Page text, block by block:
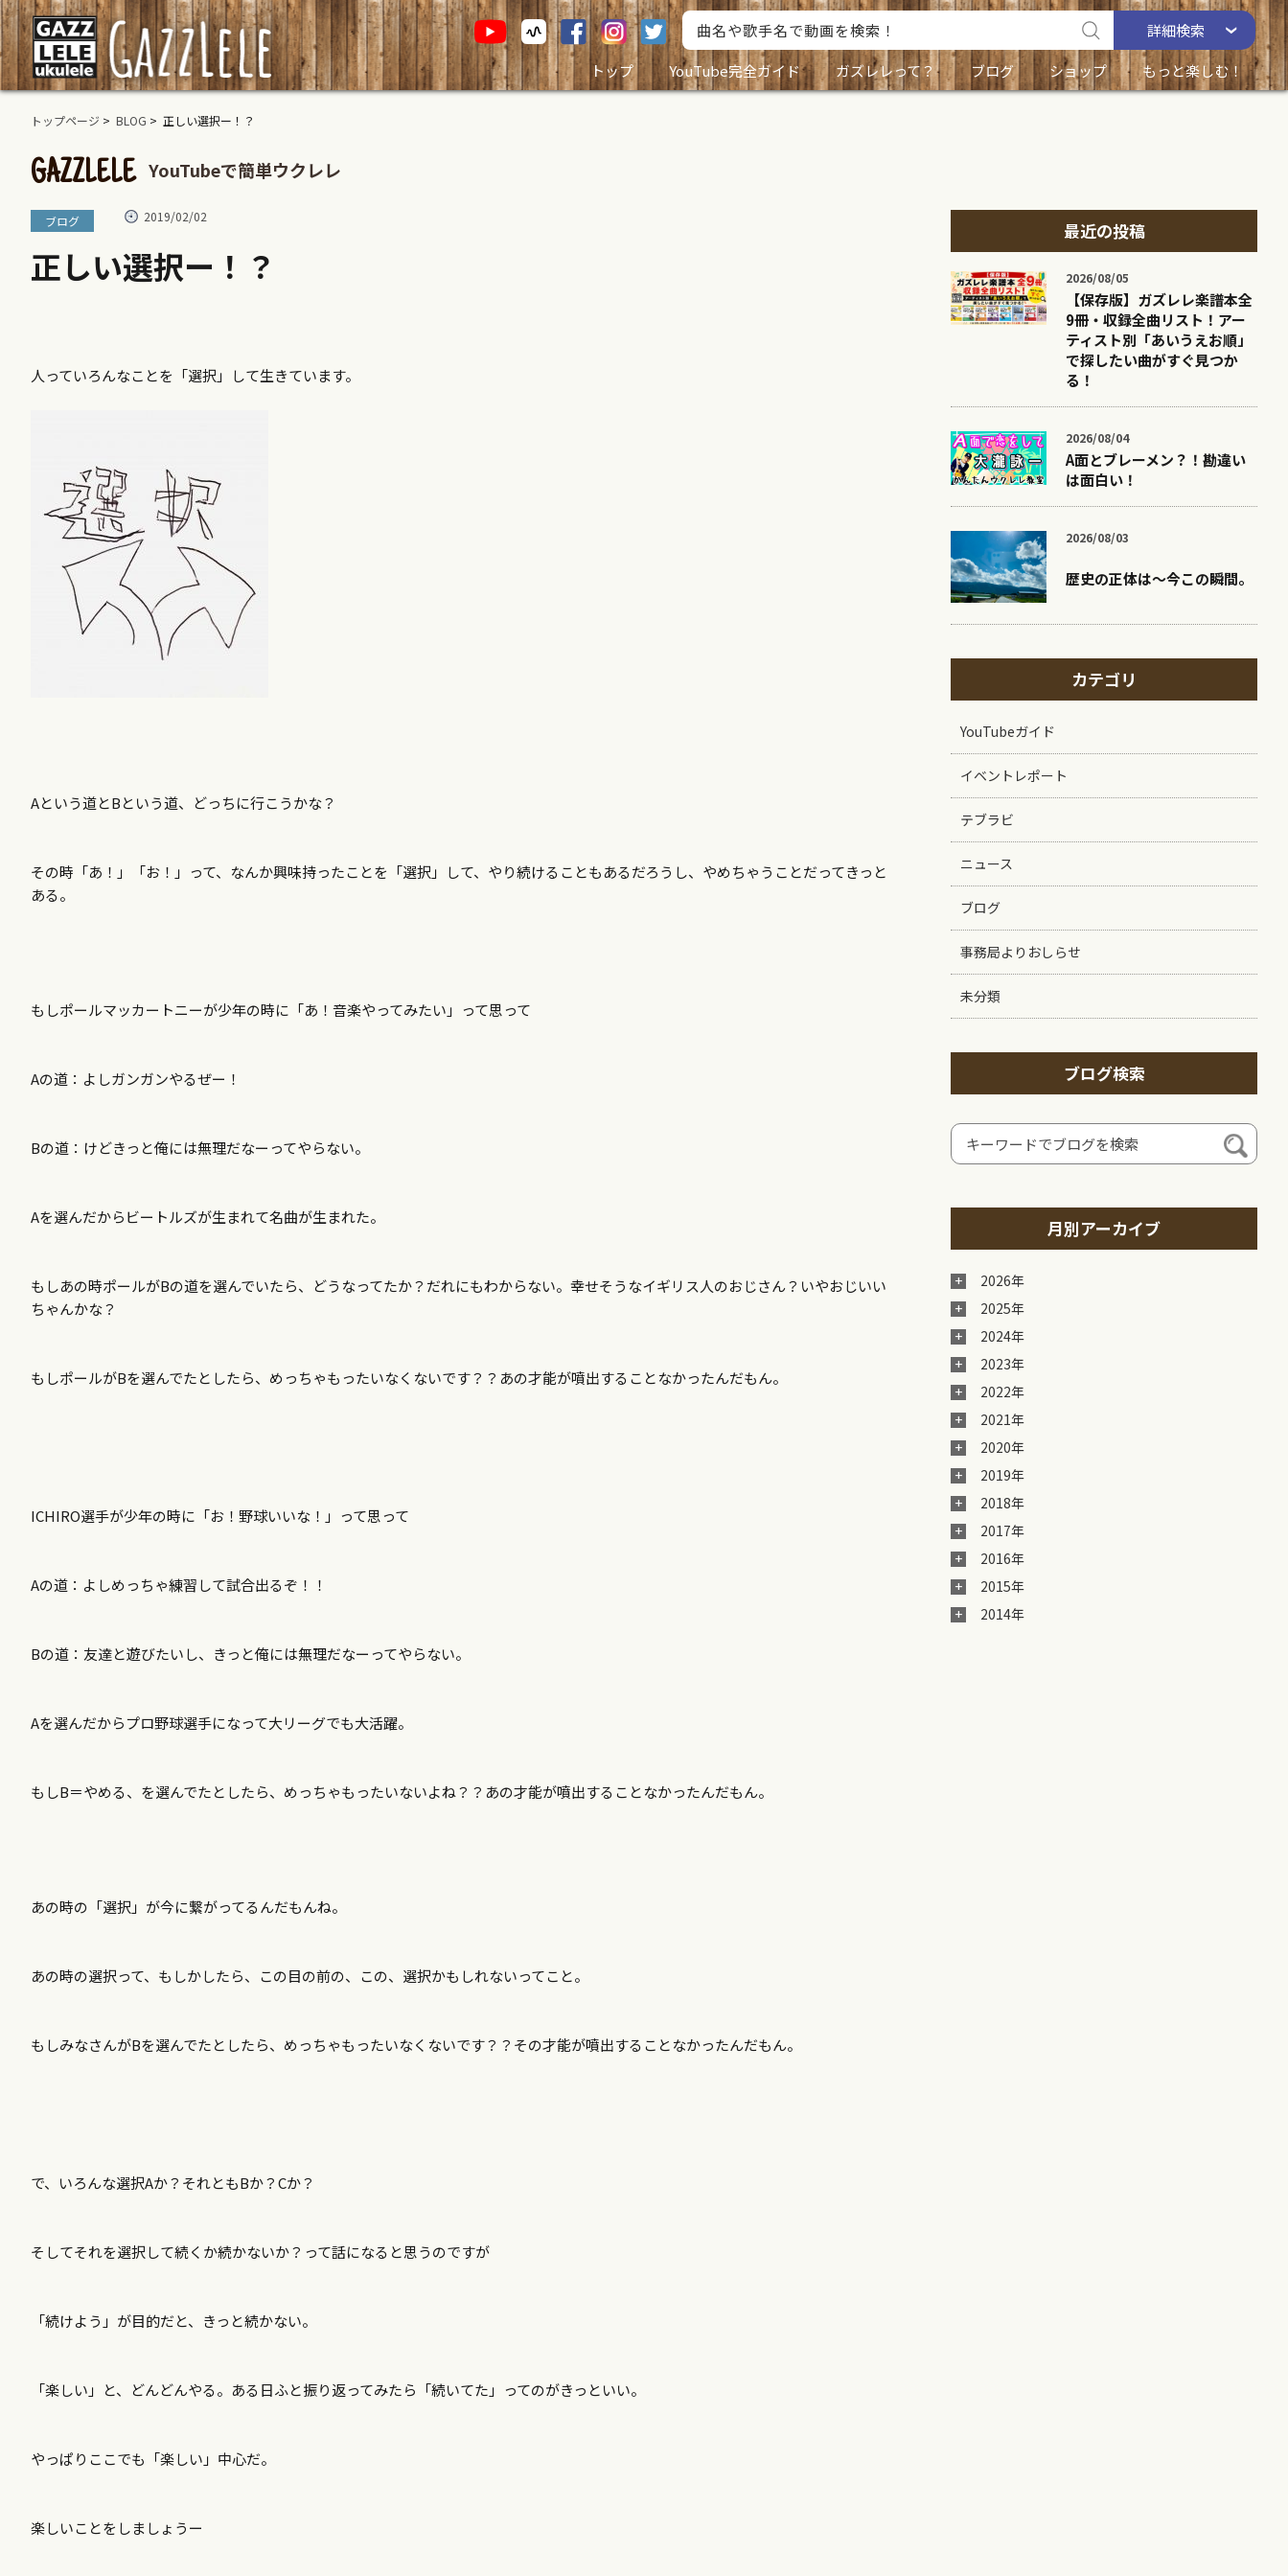
詳細検索
トップ
YouTube完全ガイド ガズレレって？ ブログ ショップ もっと楽しむ！
トップページ > BLOG > 正しい選択ー！？
GAZZLELE YouTubeで簡単ウクレレ
ブログ 2019/02/02
正しい選択ー！？
人っていろんなことを「選択」して生きています。
Aという道とBという道、どっちに行こうかな？
その時「あ！」「お！」って、なんか興味持ったことを「選択」して、やり続けることもあるだろうし、やめちゃうことだってきっと
ある。
もしポールマッカートニーが少年の時に「あ！音楽やってみたい」って思って
Aの道：よしガンガンやるぜー！
Bの道：けどきっと俺には無理だなーってやらない。
Aを選んだからビートルズが生まれて名曲が生まれた。
もしあの時ポールがBの道を選んでいたら、どうなってたか？だれにもわからない。幸せそうなイギリス人のおじさん？いやおじいい
ちゃんかな？
もしポールがBを選んでたとしたら、めっちゃもったいなくないです？？あの才能が噴出することなかったんだもん。
ICHIRO選手が少年の時に「お！野球いいな！」って思って
Aの道：よしめっちゃ練習して試合出るぞ！！
Bの道：友達と遊びたいし、きっと俺には無理だなーってやらない。
Aを選んだからプロ野球選手になって大リーグでも大活躍。
もしB＝やめる、を選んでたとしたら、めっちゃもったいないよね？？あの才能が噴出することなかったんだもん。
あの時の「選択」が今に繋がってるんだもんね。
あの時の選択って、もしかしたら、この目の前の、この、選択かもしれないってこと。
もしみなさんがBを選んでたとしたら、めっちゃもったいなくないです？？その才能が噴出することなかったんだもん。
で、いろんな選択Aか？それともBか？Cか？
そしてそれを選択して続くか続かないか？って話になると思うのですが
「続けよう」が目的だと、きっと続かない。
「楽しい」と、どんどんやる。ある日ふと振り返ってみたら「続いてた」ってのがきっといい。
やっぱりここでも「楽しい」中心だ。
楽しいことをしましょうー
最近の投稿
2026/08/05
【保存版】ガズレレ楽譜本全
9冊・収録全曲リスト！アー
ティスト別「あいうえお順」
で探したい曲がすぐ見つか
る！
2026/08/04
A面とブレーメン？！勘違い
は面白い！
2026/08/03
歴史の正体は〜今この瞬間。
カテゴリ
YouTubeガイド
イベントレポート
テブラビ
ニュース
ブログ
事務局よりおしらせ
未分類
ブログ検索
月別アーカイブ
2026年
2025年
2024年
2023年
2022年
2021年
2020年
2019年
2018年
2017年
2016年
2015年
2014年